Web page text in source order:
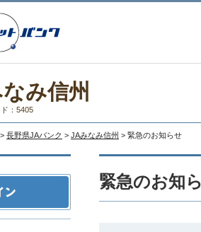
み信州
：5405
> 長野県JAバンク > JAみなみ信州 > 緊急のお知らせ
緊急のお知